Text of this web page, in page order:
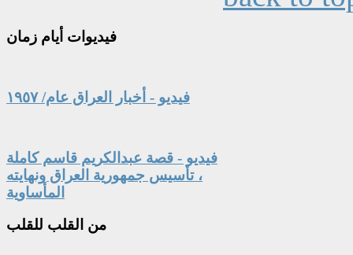
فيديوات أيام زمان
فيديو - أخبار العراق عام/ ١٩٥٧
فيديو - قصة عبدالكريم قاسم كاملة
، تأسيس جمهورية العراق ونهايته
المأساوية
من القلب للقلب